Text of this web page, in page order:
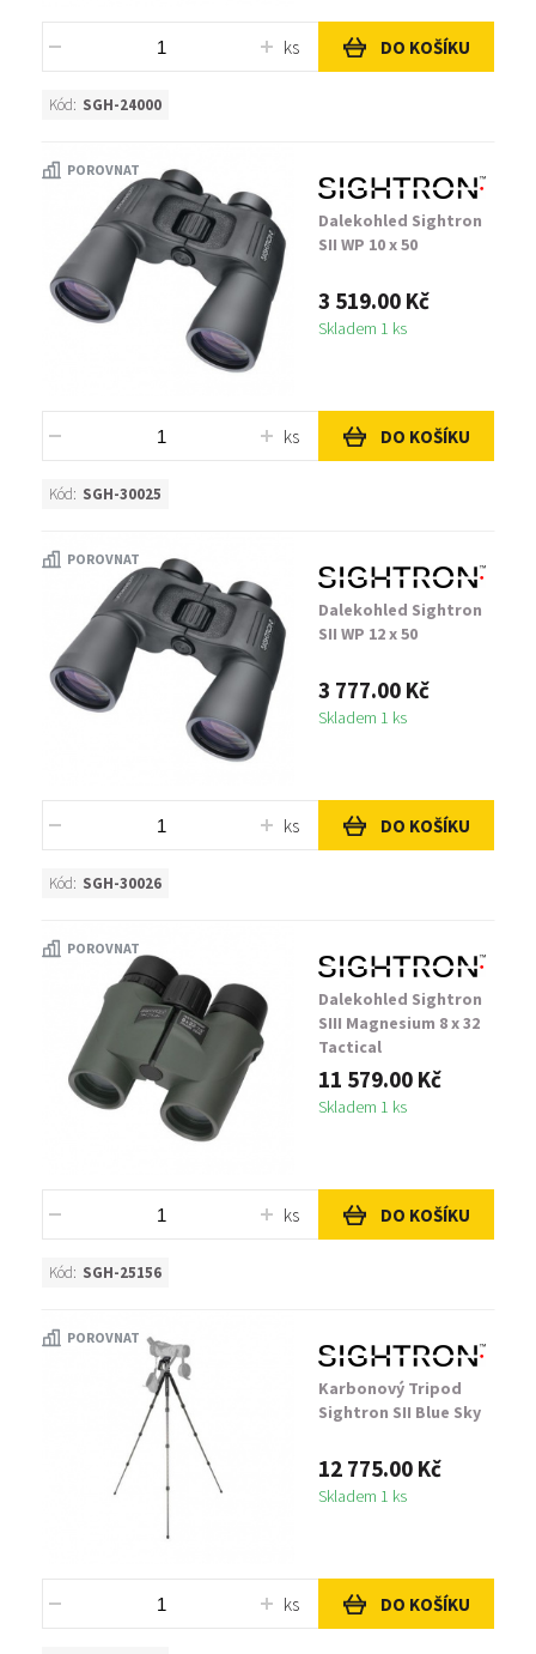
ks DO KOŠÍKU
Kód: SGH-24000
POROVNAT
Dalekohled Sightron
SII WP 10 x 50
3 519.00 Kč
Skladem 1 ks
ks DO KOŠÍKU
Kód: SGH-30025
POROVNAT
Dalekohled Sightron
SII WP 12 x 50
3 777.00 Kč
Skladem 1 ks
ks DO KOŠÍKU
Kód: SGH-30026
POROVNAT
Dalekohled Sightron
SIII Magnesium 8 x 32
Tactical
11 579.00 Kč
Skladem 1 ks
ks DO KOŠÍKU
Kód: SGH-25156
POROVNAT
Karbonový Tripod
Sightron SII Blue Sky
12 775.00 Kč
Skladem 1 ks
ks DO KOŠÍKU